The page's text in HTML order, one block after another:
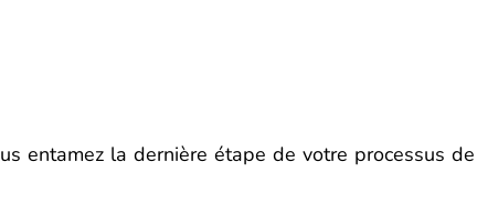
entamez la dernière étape de votre processus de